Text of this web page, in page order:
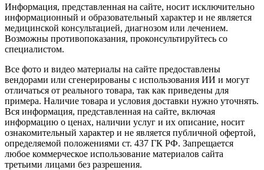
Информация, представленная на сайте, носит исключительно
информационный и образовательный характер и не является
медицинской консультацией, диагнозом или лечением.
Возможны противопоказания, проконсультируйтесь со
специалистом.
Все фото и видео материалы на сайте предоставлены
вендорами или сгенерированы с использования ИИ и могут
отличаться от реального товара, так как приведены для
примера. Наличие товара и условия доставки нужно уточнять.
Вся информация, представленная на сайте, включая
информацию о ценах, наличии услуг и их описание, носит
ознакомительный характер и не является публичной офертой,
определяемой положениями ст. 437 ГК РФ. Запрещается
любое коммерческое использование материалов сайта
третьими лицами без разрешения.